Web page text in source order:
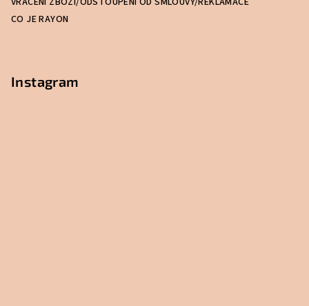
CO JE RAYON
Instagram